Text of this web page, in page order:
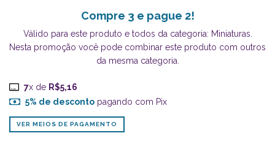
Compre 3 e pague 2!
Válido para este produto e todos da categoria: Miniaturas.
Nesta promoção você pode combinar este produto com outros
da mesma categoria.
7x de R$5,16
5% de descontopagando com Pix
VER MEIOS DE PAGAMENTO